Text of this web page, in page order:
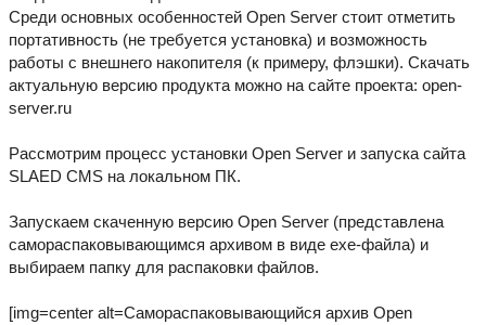
Среди основных особенностей Open Server стоит отметить
портативность (не требуется установка) и возможность
работы с внешнего накопителя (к примеру, флэшки). Скачать
актуальную версию продукта можно на сайте проекта: open-
server.ru
Рассмотрим процесс установки Open Server и запуска сайта
SLAED CMS на локальном ПК.
Запускаем скаченную версию Open Server (представлена
самораспаковывающимся архивом в виде exe-файла) и
выбираем папку для распаковки файлов.
[img=center alt=Самораспаковывающийся архив Open